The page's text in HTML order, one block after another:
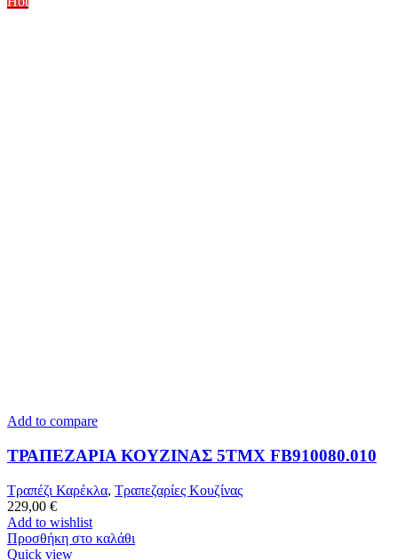
Add to compare
ΤΡΑΠΕΖΑΡΙΑ ΚΟΥΖΙΝΑΣ 5ΤΜΧ FB910080.010
Τραπέζι Καρέκλα, Τραπεζαρίες Κουζίνας
229,00 €
Add to wishlist
Προσθήκη στο καλάθι
Quick view